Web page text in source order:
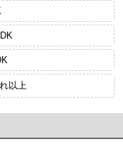
以上